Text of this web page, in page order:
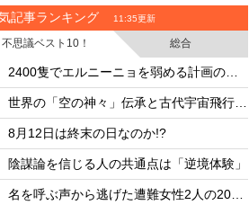
記事ランキング 11:35更新
不思議ベスト10！
総合
・
・
・
8月12日は終末の日なのか!?
・
陰謀論を信じる人の共通点は「逆境体験」
・